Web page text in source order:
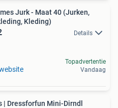
Jurk - Maat 40 (Jurken,
Kleding)
Details
Topadvertentie
Vandaag
| Dressforfun Mini-Dirndl